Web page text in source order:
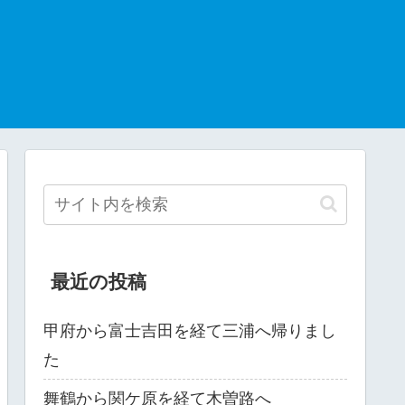
最近の投稿
甲府から富士吉田を経て三浦へ帰りまし
た
舞鶴から関ケ原を経て木曽路へ